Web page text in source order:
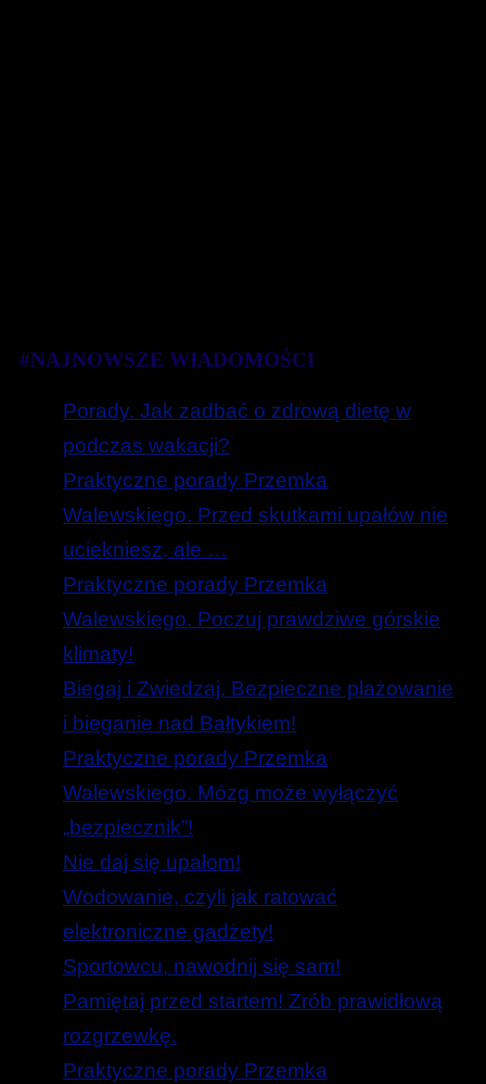
#NAJNOWSZE WIADOMOŚCI
Porady. Jak zadbać o zdrową dietę w
podczas wakacji?
Praktyczne porady Przemka
Walewskiego. Przed skutkami upałów nie
uciekniesz, ale …
Praktyczne porady Przemka
Walewskiego. Poczuj prawdziwe górskie
klimaty!
Biegaj i Zwiedzaj. Bezpieczne plażowanie
i bieganie nad Bałtykiem!
Praktyczne porady Przemka
Walewskiego. Mózg może wyłączyć
„bezpiecznik”!
Nie daj się upałom!
Wodowanie, czyli jak ratować
elektroniczne gadżety!
Sportowcu, nawodnij się sam!
Pamiętaj przed startem! Zrób prawidłową
rozgrzewkę.
Praktyczne porady Przemka